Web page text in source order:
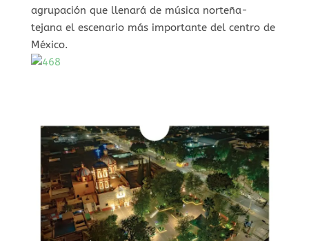
agrupación que llenará de música norteña-
tejana el escenario más importante del centro de
México.